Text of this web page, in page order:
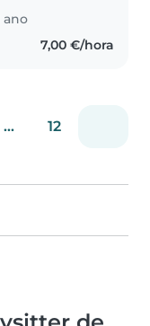
a ajudar a
inclusive
necessidades
ano
7,00 €/hora
... 12